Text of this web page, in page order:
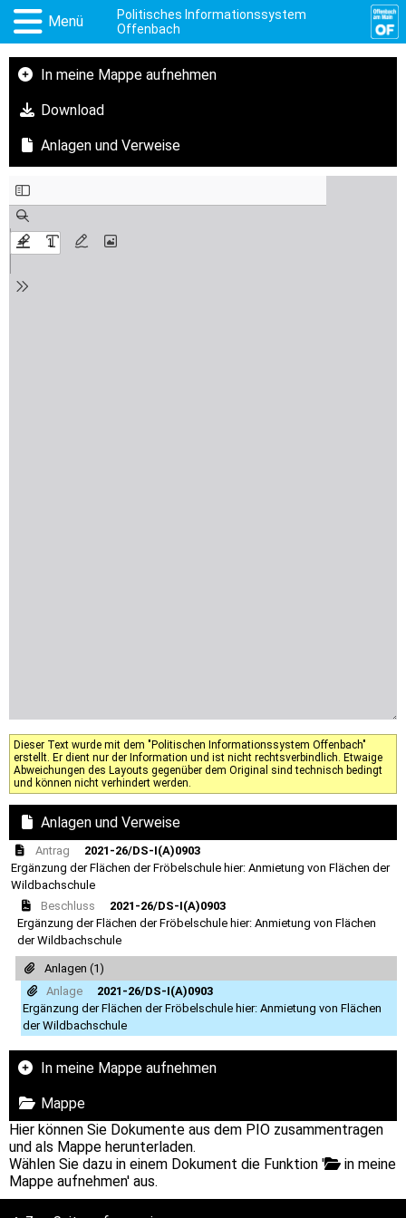
Menü
Politisches Informationssystem
Offenbach
In meine Mappe aufnehmen
Download
Anlagen und Verweise
Dieser Text wurde mit dem "Politischen Informationssystem Offenbach"
erstellt. Er dient nur der Information und ist nicht rechtsverbindlich. Etwaige
Abweichungen des Layouts gegenüber dem Original sind technisch bedingt
und können nicht verhindert werden.
Anlagen und Verweise
Antrag
2021-26/DS-I(A)0903
Ergänzung der Flächen der Fröbelschule hier: Anmietung von Flächen der
Wildbachschule
Beschluss
2021-26/DS-I(A)0903
Ergänzung der Flächen der Fröbelschule hier: Anmietung von Flächen
der Wildbachschule
Anlagen (1)
Anlage
2021-26/DS-I(A)0903
Ergänzung der Flächen der Fröbelschule hier: Anmietung von Flächen
der Wildbachschule
In meine Mappe aufnehmen
Mappe
Hier können Sie Dokumente aus dem PIO zusammentragen
und als Mappe herunterladen.
Wählen Sie dazu in einem Dokument die Funktion '
in meine
Mappe aufnehmen' aus.